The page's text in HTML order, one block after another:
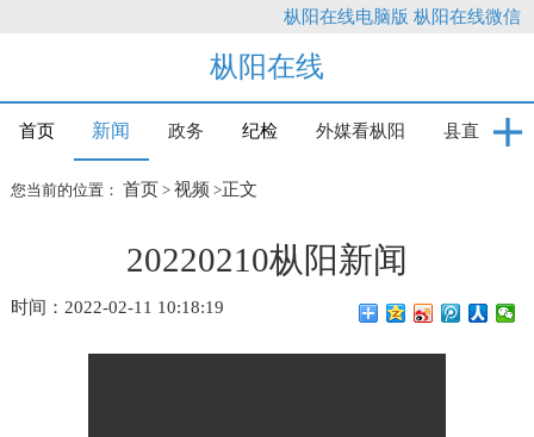
枞阳在线电脑版 枞阳在线微信
枞阳在线
首页 新闻 政务 纪检 外媒看枞阳 县直
您当前的位置： 首页 > 视频 >正文
20220210枞阳新闻
时间：2022-02-11 10:18:19